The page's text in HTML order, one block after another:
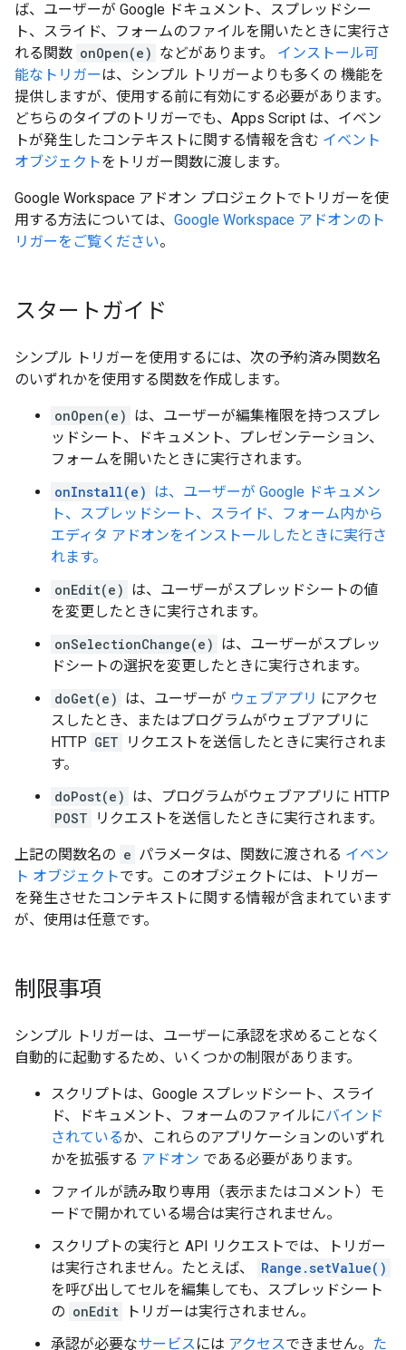
ば、ユーザーが Google ドキュメント、スプレッドシー
ト、スライド、フォームのファイルを開いたときに実行さ
れる関数 onOpen(e) などがあります。 インストール可
能なトリガーは、シンプル トリガーよりも多くの 機能を
提供しますが、使用する前に有効にする必要があります。
どちらのタイプのトリガーでも、Apps Script は、イベン
トが発生したコンテキストに関する情報を含む イベント
オブジェクトをトリガー関数に渡します。
Google Workspace アドオン プロジェクトでトリガーを使
用する方法については、 Google Workspace アドオンのト
リガーをご覧ください。
スタートガイド
シンプル トリガーを使用するには、次の予約済み関数名
のいずれかを使用する関数を作成します。
onOpen(e) は、ユーザーが編集権限を持つスプレ
ッドシート、ドキュメント、プレゼンテーション、
フォームを開いたときに実行されます。
onInstall(e) は、ユーザーが Google ドキュメン
ト、スプレッドシート、スライド、フォーム内から
エディタ アドオンをインストールしたときに実行さ
れます。
onEdit(e) は、ユーザーがスプレッドシートの値
を変更したときに実行されます。
onSelectionChange(e) は、ユーザーがスプレッ
ドシートの選択を変更したときに実行されます。
doGet(e) は、ユーザーが ウェブアプリ にアクセ
スしたとき、またはプログラムがウェブアプリに
HTTP GET
リクエストを送信したときに実行されま
す。
doPost(e) は、プログラムがウェブアプリに HTTP
POST
リクエストを送信したときに実行されます。
上記の関数名の e パラメータは、関数に渡される イベン
ト オブジェクトです。このオブジェクトには、トリガー
を発生させたコンテキストに関する情報が含まれています
が、使用は任意です。
制限事項
シンプル トリガーは、ユーザーに承認を求めることなく
自動的に起動するため、いくつかの制限があります。
スクリプトは、Google スプレッドシート、スライ
ド、ドキュメント、フォームのファイルにバインド
されているか、これらのアプリケーションのいずれ
かを拡張する アドオン である必要があります。
ファイルが読み取り専用（表示またはコメント）モ
ードで開かれている場合は実行されません。
スクリプトの実行と API リクエストでは、トリガー
は実行されません。たとえば、
Range.setValue()
を呼び出してセルを編集しても、スプレッドシート
の onEdit
トリガーは実行されません。
承認が必要なサービスには アクセスできません。 た